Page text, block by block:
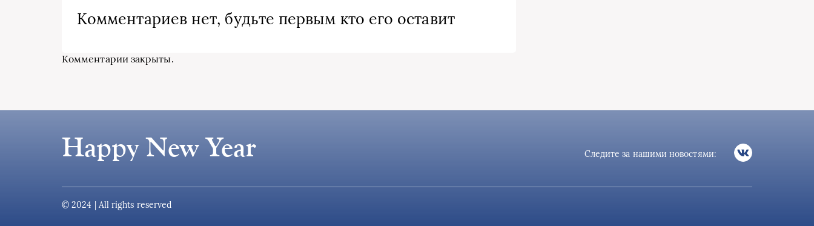
Комментариев нет, будьте первым кто его оставит
Комментарии закрыты.
Happy New Year Следите за нашими новостями:
© 2024 | All rights reserved